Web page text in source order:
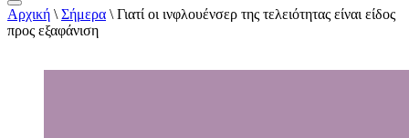
Αλεξάνδρα Καππάτου Ψυχολόγος –
Παιδοψυχολόγος
Αρχική \ Σήμερα \ Γιατί οι ινφλουένσερ της τελειότητας είναι είδος
προς εξαφάνιση